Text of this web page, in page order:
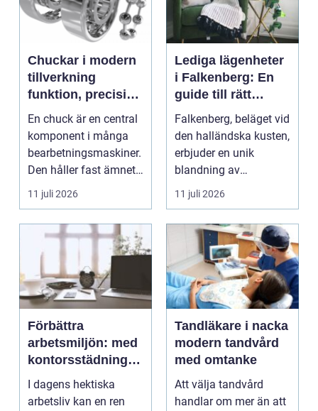
Chuckar i modern
tillverkning
funktion, precision
och smarta val
En chuck är en central
komponent i många
bearbetningsmaskiner.
Den håller fast ämnet
eller verktyget...
11 juli 2026
Lediga lägenheter
i Falkenberg: En
guide till rätt
bostad för dig
Falkenberg, beläget vid
den halländska kusten,
erbjuder en unik
blandning av
naturskö...
11 juli 2026
Förbättra
arbetsmiljön: med
kontorsstädning i
Stockholm
I dagens hektiska
arbetsliv kan en ren
Tandläkare i nacka
modern tandvård
med omtanke
Att välja tandvård
handlar om mer än att